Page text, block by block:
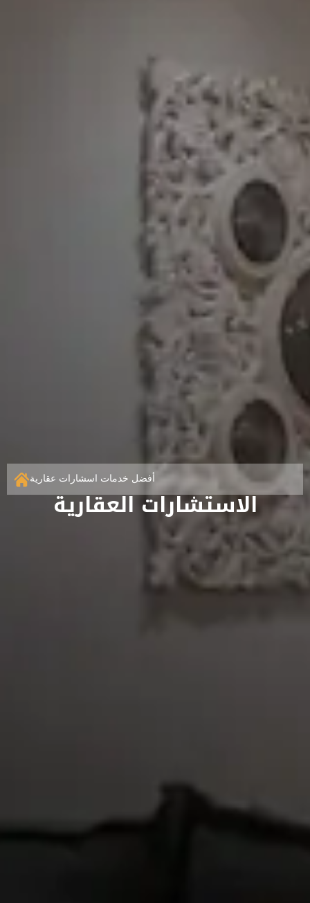
أفضل خدمات اسشارات عقارية
الاستشارات العقارية